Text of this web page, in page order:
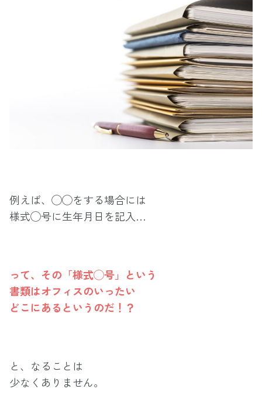
例えば、◯◯をする場合には
様式◯号に生年月日を記入…
って、その「様式◯号」という
書類はオフィスのいったい
どこにあるというのだ！？
と、なることは
少なくありません。